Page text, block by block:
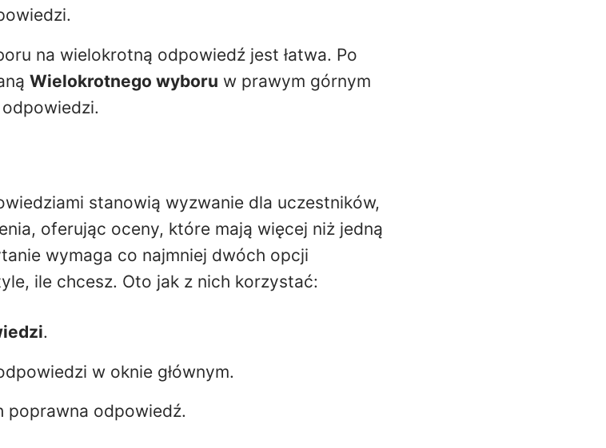
na wielokrotną odpowiedź jest łatwa. Po
Wielokrotnego wyboru w prawym górnym
stanowią wyzwanie dla uczestników,
oferując oceny, które mają więcej niż jedną
wymaga co najmniej dwóch opcji
ile chcesz. Oto jak z nich korzystać:
.
w oknie głównym.
poprawna odpowiedź.